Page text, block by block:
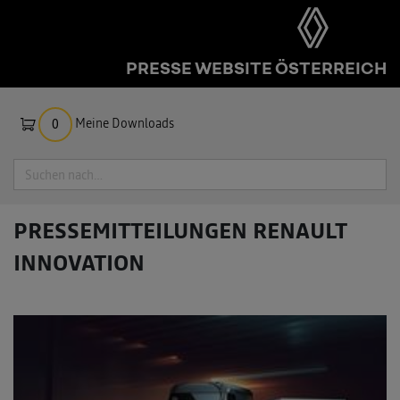
PRESSE WEBSITE ÖSTERREICH
0 Meine Downloads
Suche
PRESSEMITTEILUNGEN RENAULT
INNOVATION